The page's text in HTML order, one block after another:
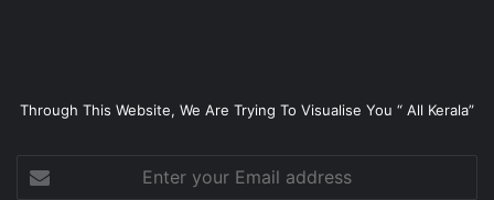
Through This Website, We Are Trying To Visualise You “ All Kerala”
your